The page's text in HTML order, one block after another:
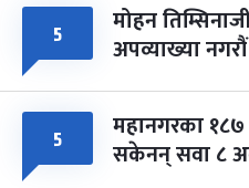
५ मोहन
अपव्याख्या नगरौं
५ महानगरका १८७
सकेनन् सवा ८